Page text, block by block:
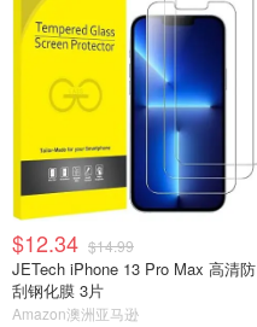
$12.34 $14.99
JETech iPhone 13 Pro Max 高清防
刮钢化膜 3片
Amazon澳洲亚马逊